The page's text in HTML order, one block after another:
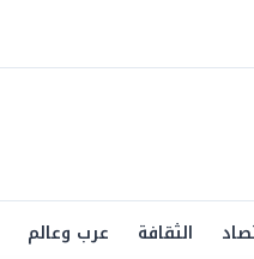
الثقافة عرب وعالم